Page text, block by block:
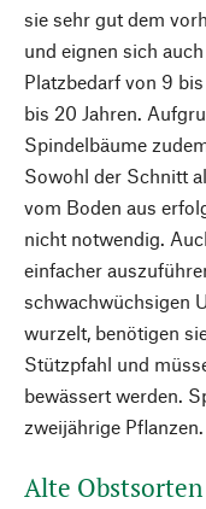
sie sehr gut dem
und eignen sich
Platzbedarf von 9
bis 20 Jahren.
Spindelbäume
Sowohl der Schnitt
vom Boden aus
nicht notwendig.
einfacher
schwachwüchsigen
wurzelt, benötigen
Stützpfahl und
bewässert werden.
zweijährige Pflanzen.
Alte